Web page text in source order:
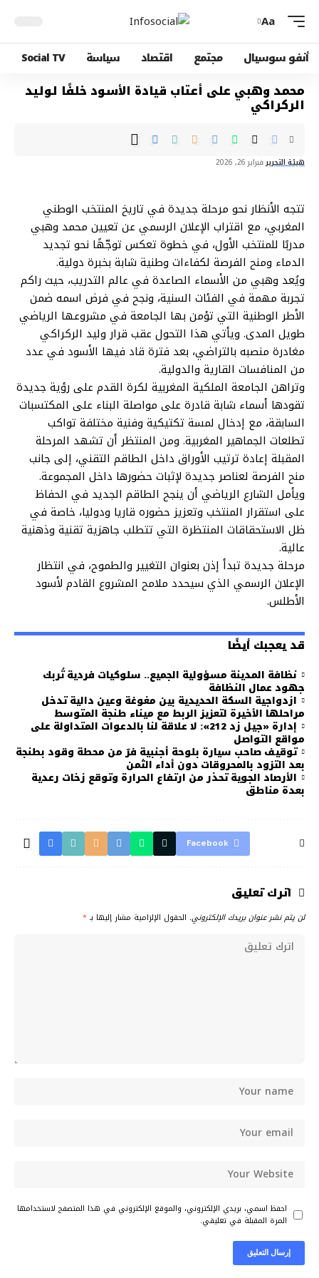
Aa
أنفو سوسيال مجتمع اقتصاد سياسة Social TV
محمد وهبي على أعتاب قيادة الأسود خلفًا لوليد
الركراكي
هيئة التحرير فبراير 26, 2026
تتجه الأنظار نحو مرحلة جديدة في تاريخ المنتخب الوطني
المغربي، مع اقتراب الإعلان الرسمي عن تعيين محمد وهبي
مدربًا للمنتخب الأول، في خطوة تعكس توجّهًا نحو تجديد
الدماء ومنح الفرصة لكفاءات وطنية شابة بخبرة دولية.
ويُعد وهبي من الأسماء الصاعدة في عالم التدريب، حيث راكم
تجربة مهمة في الفئات السنية، ونجح في فرض اسمه ضمن
الأطر الوطنية التي تؤمن بها الجامعة في مشروعها الرياضي
طويل المدى. ويأتي هذا التحول عقب قرار وليد الركراكي
مغادرة منصبه بالتراضي، بعد فترة قاد فيها الأسود في عدد
من المنافسات القارية والدولية.
وتراهن الجامعة الملكية المغربية لكرة القدم على رؤية جديدة
تقودها أسماء شابة قادرة على مواصلة البناء على المكتسبات
السابقة، مع إدخال لمسة تكتيكية وفنية مختلفة تواكب
تطلعات الجماهير المغربية. ومن المنتظر أن تشهد المرحلة
المقبلة إعادة ترتيب الأوراق داخل الطاقم التقني، إلى جانب
منح الفرصة لعناصر جديدة لإثبات حضورها داخل المجموعة.
ويأمل الشارع الرياضي أن ينجح الطاقم الجديد في الحفاظ
على استقرار المنتخب وتعزيز حضوره قاريا ودوليا، خاصة في
ظل الاستحقاقات المنتظرة التي تتطلب جاهزية تقنية وذهنية
عالية.
مرحلة جديدة تبدأ إذن بعنوان التغيير والطموح، في انتظار
الإعلان الرسمي الذي سيحدد ملامح المشروع القادم لأسود
الأطلس.
قد يعجبك أيضًا
نظافة المدينة مسؤولية الجميع.. سلوكيات فردية تُربك
جهود عمال النظافة
ازدواجية السكة الحديدية بين مغوغة وعين دالية تدخل
مراحلها الأخيرة لتعزيز الربط مع ميناء طنجة المتوسط
إدارة «جيل زد 212»: لا علاقة لنا بالدعوات المتداولة على
مواقع التواصل
توقيف صاحب سيارة بلوحة أجنبية فرّ من محطة وقود بطنجة
بعد التزود بالمحروقات دون أداء الثمن
الأرصاد الجوية تحذر من ارتفاع الحرارة وتوقع زخات رعدية
بعدة مناطق
Facebook
اترك تعليق
لن يتم نشر عنوان بريدك الإلكتروني. الحقول الإلزامية مشار إليها بـ *
احفظ اسمي، بريدي الإلكتروني، والموقع الإلكتروني في هذا المتصفح لاستخدامها
المرة المقبلة في تعليقي.